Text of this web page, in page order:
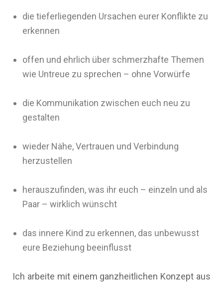
die tieferliegenden Ursachen eurer Konflikte zu
erkennen
offen und ehrlich über schmerzhafte Themen
wie Untreue zu sprechen – ohne Vorwürfe
die Kommunikation zwischen euch neu zu
gestalten
wieder Nähe, Vertrauen und Verbindung
herzustellen
herauszufinden, was ihr euch – einzeln und als
Paar – wirklich wünscht
das innere Kind zu erkennen, das unbewusst
eure Beziehung beeinflusst
Ich arbeite mit einem ganzheitlichen Konzept aus